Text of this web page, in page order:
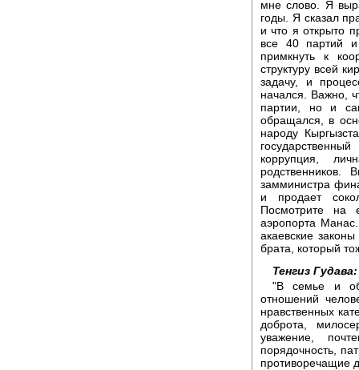
мне слово. Я
годы. Я сказал
и что я открыто
все 40 партий
примкнуть к
структуру всей
задачу, и
начался. Важно,
партии, но и
обращался, в
народу
коррупция,
родственников.
замминистра
и продает
Посмотрите на
аэропорта
акаевские
брата, который
Тенгиз Гудава:
"В семье и
отношений
нравственных
доброта,
уважение,
порядочность,
противоречащие